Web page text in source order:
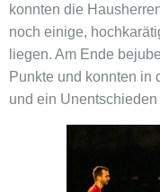
konnten die
noch einige,
liegen. Am Ende
Punkte und konnten in
und ein Unentschieden